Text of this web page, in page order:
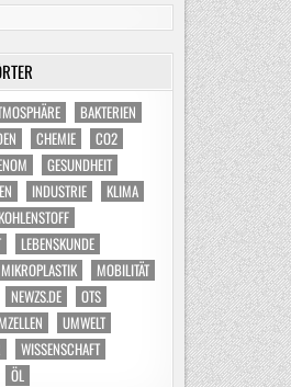
BAKTERIEN
CHEMIE
CO2
GESUNDHEIT
INDUSTRIE
KLIMA
KOHLENSTOFF
LEBENSKUNDE
MIKROPLASTIK
MOBILITÄT
NEWZS.DE
OTS
UMWELT
WISSENSCHAFT
ÖL